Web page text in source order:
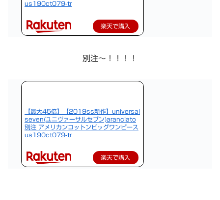
us190ct079-tr
楽天で購入
別注〜！！！！
【最大45倍】【2019ss新作】universal
seven(ユニヴァーサルセブン)aranciato
別注 アメリカンコットンビッグワンピース
us190ct079-tr
楽天で購入